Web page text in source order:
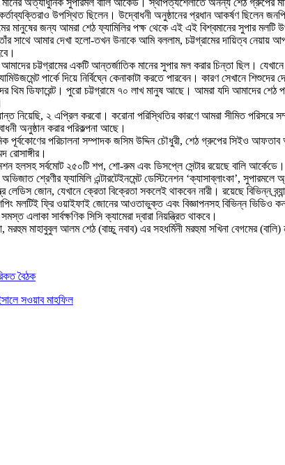
উপস্থিত ছিলেন। উদ্বোধনী অনুষ্ঠানের প্রধান আকর্ষণ ছিলেন
মানুষের জন্য আমরা শেঠ ফ্যামিলির পক্ষ থেকে এই এই বিশ্বমানের সুপার
সাথে আমার দেখা হলো-তখন উনাকে আমি বললাম, চট্টগ্রামের দায়িত্ব
চট্টগ্রামের একটি আন্তর্জাতিক মানের সুপার মল করার চিন্তা ছিল।
পার্কে দিয়ে নির্বিঘ্নে কেনাকাটা করতে পারবেন। কারণ সেখানে
ডিফারেন্ট। পুরো চট্টগ্রামে ৭০ লাখ মানুষ আছে। আমরা যদি আমাদের শেঠ
নিয়েছি, ২ এপ্রিল করবো। করোনা পরিস্থিতির কারণে আমরা সীমিত
অনুষ্ঠান করার পরিকল্পনা আছে।
পূর্বকোণের পরিচালনা সম্পাদক জসিম উদ্দিন চৌধুরী, শেঠ গ্রুপের সিইও
রোসাঙ্গীর।
হলসহ সর্বমোট ২৫০টি শপ, শো-রুম এবং ডিসপ্লে সেন্টার রয়েছে বালি আর্কেডে।
শ্রেণীর ফ্যামিলি এন্টারটেইনমেন্ট ডেস্টিনেশন ‘ক্যাসাব্লাংকা’,
জোন, যেখানে ক্রেতা বিক্রেতা সকলেই থাকবেন নারী। রয়েছে বিভিন্ন
মলটিই ফ্রি ওয়াইফাই জোনের আওতাভুক্ত এবং বিজ্ঞাপনসহ বিভিন্ন ভিডিও
এলাকা সার্বক্ষণিক সিসি ক্যামেরা দ্বারা নিয়ন্ত্রিত থাকবে।
মাহাবুবুল আলম শেঠ (বাচ্চু নবাব) এর সহধর্মিনী মরহুমা সখিনা বেগমের (বালি)
বৈঠক
সওয়াব মাহফিল